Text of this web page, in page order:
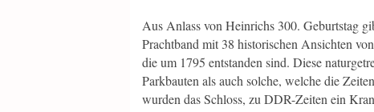
Aus Anlass von Heinrichs 300. Geburtstag
Prachtband mit 38 historischen Ansichten
die um 1795 entstanden sind. Diese
Parkbauten als auch solche, welche die
wurden das Schloss, zu DDR-Zeiten ein